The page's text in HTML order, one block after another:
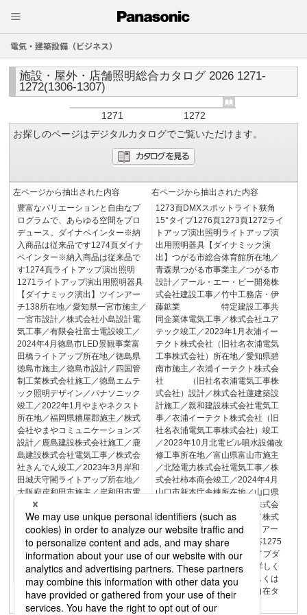
電気・建築設備（ビジネス）
施設・屋外・店舗照明総合カタログ 2026 1271-
1272(1306-1307)
1271
1272
お探しのページはデジタルカタログでご覧いただけます。
左ページから抽出された内容
豊富なバリエーションと自由なプ
ログラムで、あらゆる空間をプロ
デュース。ダイナペインター※納
入商品は従来品です1274頁ダイナ
ペインター※納入商品は従来品で
す1274頁ライトアップ演出照明
1271ライトアップ演出用照明器具
【ダイナミック演出】ツインアー
チ138所在地／愛知県一宮市施主／
一宮市設計／株式会社小島設計電
気工事／有限会社富士電設竣工／
2024年4月徳島市LED景観事業富
田橋ライトアップ所在地／徳島県
徳島市施主／徳島市設計／四国管
制工業株式会社施工／徳島エムテ
ック照明デザイン／パナソニック
竣工／2022年1月やまやネクスト
所在地／福岡県糟屋郡施主／株式
会社やまやコミュニケーションズ
設計／鹿島建設株式会社施工／鹿
島建設株式会社電気工事／株式会
社きんでん竣工／2023年3月岸和
田城天守閣ライトアップ所在地／
大阪府岸和田市施主／岸和田市電
気工事／田端電気株式会社竣工／
2025年3月アーキラインオーダー
メイド対応1275頁詳しくはこちら
詳しくはこちら詳しくはこちら詳
しくはこちらDMXスポットライト
広角32°タイプ1276頁据置取付専
右ページから抽出された内容
1273頁DMXスポットライト狭角
15°タイプ1276頁1273頁1272ライ
トアップ演出照明ライトアップ演
出用照明器具【ダイナミック演
出】つがる市総合体育館所在地／
青森県つがる市事業主／つがる市
設計／アール・エー・ビー開発株
式会社建設工事／竹中工務店・伊
藤鉱業 特定建設工事共
同企業体電気工事／株式会社ユア
テック竣工／2023年1月衣浦イー
テクト株式会社（旧社名衣浦電気
工事株式会社）所在地／愛知県碧
南市施主／衣浦イーテクト株式会
社 （旧社名衣浦電気工事株
式会社）設計／株式会社蓮建築設
計施工／親和建設株式会社電気工
事／衣浦イーテクト株式会社（旧
社名衣浦電気工事株式会社）竣工
／2023年10月北電ビル噴水設備改
修工事所在地／富山県富山市施主
／北陸電力株式会社電気工事／株
式会社柿本商会竣工／2024年4月
山口市新本庁舎棟所在地／山口県
山口市施主／山口市設計／株式会
社石本建築事務所電気工事／株式
会社中電工竣工／2025年3月アー
キラインオーダーメイド対応1275
頁ダイナワンRGBW広角タイプダ
イナワンRGBW広角タイプ詳しく
はこちら詳しくはこちら詳しくは
こちら詳しくはこちら取付自在タ
イプ据置取付専用